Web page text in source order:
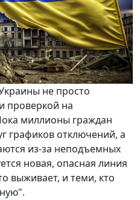
не просто
проверкой на
миллионы граждан
графиков отключений, а
из-за неподъемных
новая, опасная линия
выживает, и теми, кто